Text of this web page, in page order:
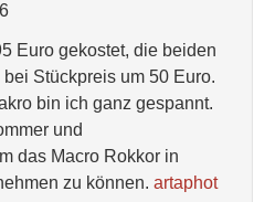
Euro gekostet, die beiden
Stückpreis um 50 Euro.
bin ich ganz gespannt.
und
das Macro Rokkor in
zu können. artaphot